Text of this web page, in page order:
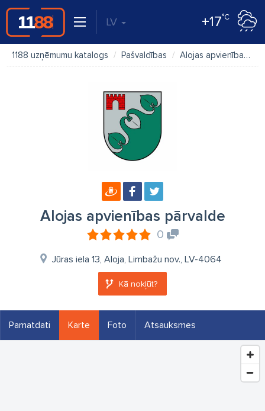
LV +17°C
1188 uzņēmumu katalogs Pašvaldības Alojas apvienības pārvalde
Alojas apvienības pārvalde
0
Jūras iela 13, Aloja, Limbažu nov., LV-4064
Kā nokļūt?
Pamatdati Karte Foto Atsauksmes